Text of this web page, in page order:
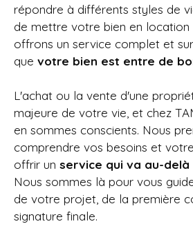
répondre à différents styles de
de mettre votre bien en location
offrons un service complet et
que votre bien est entre de
L'achat ou la vente d'une
majeure de votre vie, et chez
en sommes conscients. Nous
comprendre vos besoins et
offrir un service qui va au-
Nous sommes là pour vous
de votre projet, de la première
signature finale.